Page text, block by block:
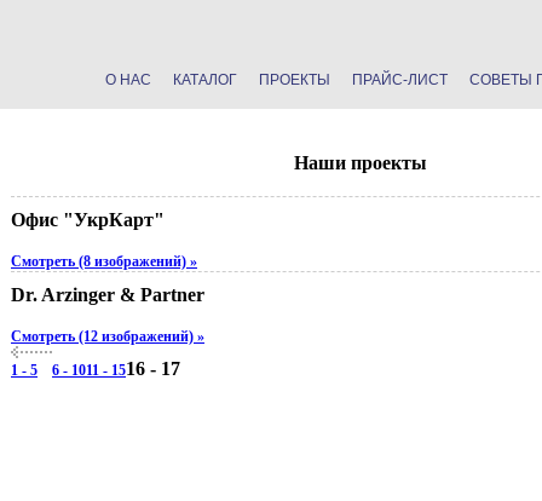
О НАС КАТАЛОГ ПРОЕКТЫ ПРАЙС-ЛИСТ СОВЕТЫ
Наши проекты
Офис "УкрКарт"
Смотреть (8 изображений) »
Dr. Arzinger & Partner
Смотреть (12 изображений) »
1 - 5
6 - 1011 - 1516 - 17